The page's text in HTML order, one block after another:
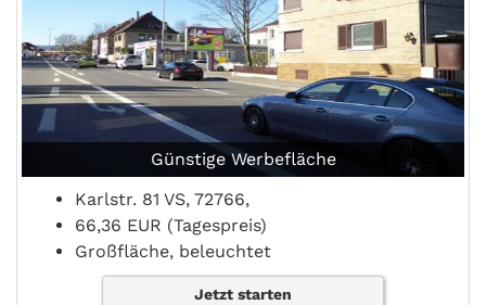
Günstige Werbefläche
Karlstr. 81 VS, 72766,
66,36 EUR (Tagespreis)
Großfläche, beleuchtet
Jetzt starten